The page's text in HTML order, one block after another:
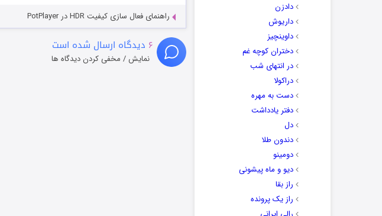
دادزن
داریوش
داوینچیز
دختران کوچه غم
در انتهای شب
دراکولا
دست به مهره
دفتر یادداشت
دل
دندون طلا
دومینو
دیو و ماه پیشونی
راز بقا
راز یک پرونده
راهنمای فعال سازی کیفیت HDR در PotPlayer
۶ دیدگاه ارسال شده است
نمایش / مخفی کردن دیدگاه ها